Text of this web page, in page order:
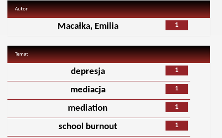
Autor
1
Macałka, Emilia
Temat
1
depresja
1
mediacja
1
mediation
1
school burnout